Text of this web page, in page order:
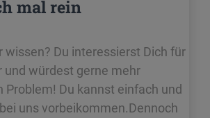
mal rein
wissen? Du interessierst Dich für
und würdest gerne mehr
Problem! Du kannst einfach und
uns vorbeikommen.Dennoch